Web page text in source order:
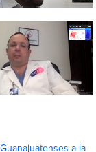
a la